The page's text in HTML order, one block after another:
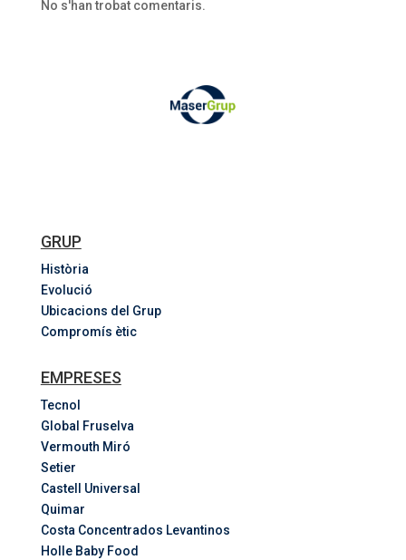
No s'han trobat comentaris.
GRUP
Història
Evolució
Ubicacions del Grup
Compromís ètic
EMPRESES
Tecnol
Global Fruselva
Vermouth Miró
Setier
Castell Universal
Quimar
Costa Concentrados Levantinos
Holle Baby Food